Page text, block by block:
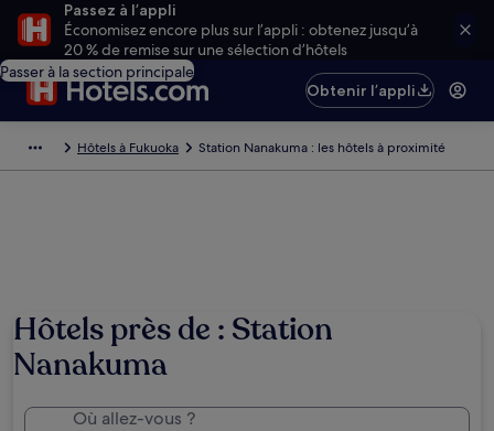
Passez à l’appli
Économisez encore plus sur l’appli : obtenez jusqu’à
20 % de remise sur une sélection d’hôtels
Passer à la section principale
Obtenir l’appli
Hôtels à Fukuoka Station Nanakuma : les hôtels à proximité
Hôtels près de : Station
Nanakuma
Où allez-vous ?